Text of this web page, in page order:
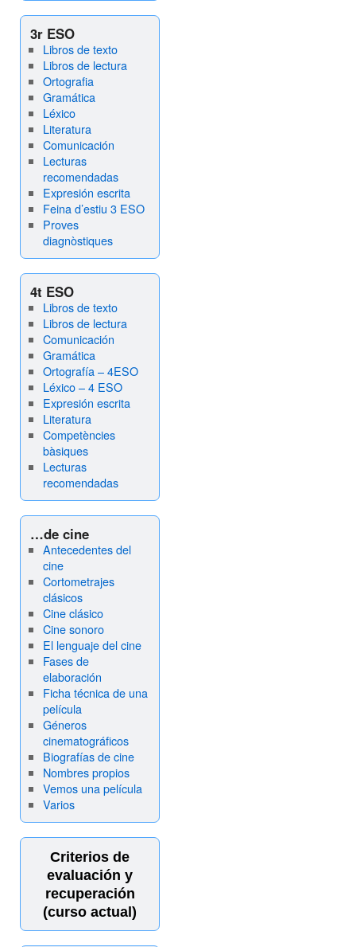
3r ESO
Libros de texto
Libros de lectura
Ortografia
Gramática
Léxico
Literatura
Comunicación
Lecturas
recomendadas
Expresión escrita
Feina d’estiu 3 ESO
Proves
diagnòstiques
4t ESO
Libros de texto
Libros de lectura
Comunicación
Gramática
Ortografía – 4ESO
Léxico – 4 ESO
Expresión escrita
Literatura
Competències
bàsiques
Lecturas
recomendadas
…de cine
Antecedentes del
cine
Cortometrajes
clásicos
Cine clásico
Cine sonoro
El lenguaje del cine
Fases de
elaboración
Ficha técnica de una
película
Géneros
cinematográficos
Biografías de cine
Nombres propios
Vemos una película
Varios
Criterios de
evaluación y
recuperación
(curso actual)